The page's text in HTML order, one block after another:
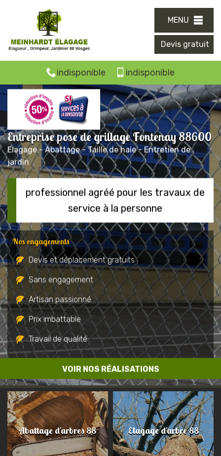
MENU
Devis gratuit
indisponible indisponible
Entreprise pose de grillage Fontenay 88600
Elagage - Abattage - Taille de haie - Entretien de
jardin
VOIR NOS RÉALISATIONS
professionnel agréé pour les travaux de
service à la personne
Nos engagements
Devis et déplacement gratuits
Sans engagement
Artisan passionné
Prix imbattable
Travail de qualité
Abattage d'arbres 88 Elagage d'arbre 88